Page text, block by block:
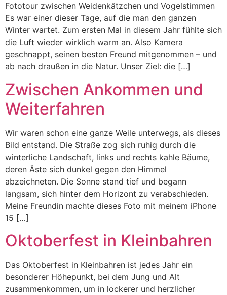
Fototour zwischen Weidenkätzchen und Vogelstimmen
Es war einer dieser Tage, auf die man den ganzen
Winter wartet. Zum ersten Mal in diesem Jahr fühlte sich
die Luft wieder wirklich warm an. Also Kamera
geschnappt, seinen besten Freund mitgenommen – und
ab nach draußen in die Natur. Unser Ziel: die […]
Zwischen Ankommen und
Weiterfahren
Wir waren schon eine ganze Weile unterwegs, als dieses
Bild entstand. Die Straße zog sich ruhig durch die
winterliche Landschaft, links und rechts kahle Bäume,
deren Äste sich dunkel gegen den Himmel
abzeichneten. Die Sonne stand tief und begann
langsam, sich hinter dem Horizont zu verabschieden.
Meine Freundin machte dieses Foto mit meinem iPhone
15 […]
Oktoberfest in Kleinbahren
Das Oktoberfest in Kleinbahren ist jedes Jahr ein
besonderer Höhepunkt, bei dem Jung und Alt
zusammenkommen, um in lockerer und herzlicher